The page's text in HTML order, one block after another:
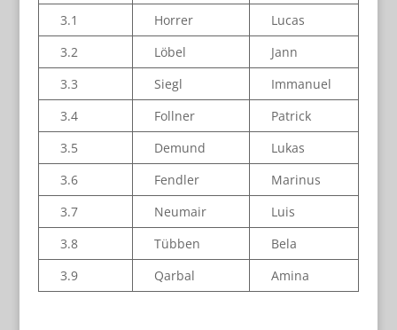
3.1
Horrer
Lucas
3.2
Löbel
Jann
3.3
Siegl
Immanuel
3.4
Follner
Patrick
3.5
Demund
Lukas
3.6
Fendler
Marinus
3.7
Neumair
Luis
3.8
Tübben
Bela
3.9
Qarbal Amina